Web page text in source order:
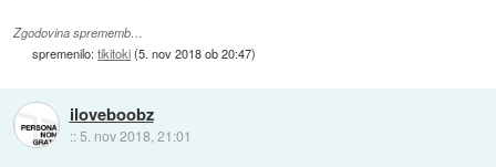
Zgodovina sprememb…
spremenilo:tikitoki(5. nov 2018 ob 20:47)
iloveboobz
:: 5. nov 2018, 21:01